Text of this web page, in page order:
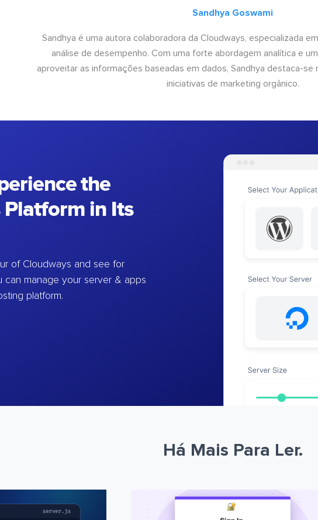
Sandhya Goswami
Sandhya é uma autora colaboradora da Cloudways, especializada
análise de desempenho. Com uma forte abordagem analítica e
aproveitar as informações baseadas em dados, Sandhya destaca-se
iniciativas de marketing orgânico.
the
in Its
of Cloudways and see for
can manage your server & apps
platform.
Há Mais Para Ler.